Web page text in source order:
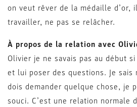
on veut rêver de la médaille d’or,
travailler, ne pas se relâcher.
À propos de la relation avec
Olivier je ne savais pas au début
et lui poser des questions. Je sais
dois demander quelque chose, je
souci. C’est une relation normale